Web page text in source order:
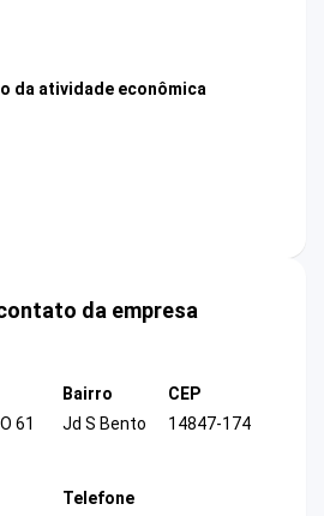
da atividade econômica
da empresa
61
Bairro
Jd S Bento
CEP
14847-174
Telefone